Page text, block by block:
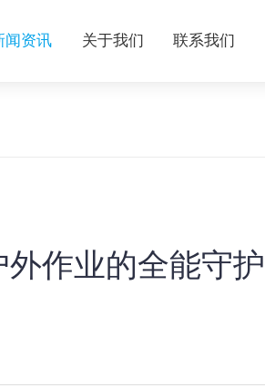
闻资讯 关于我们 联系我们
作业的全能守护